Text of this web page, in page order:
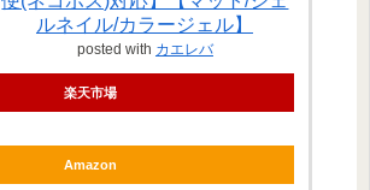
ルネイル/カラージェル】
posted with カエレバ
楽天市場
Amazon